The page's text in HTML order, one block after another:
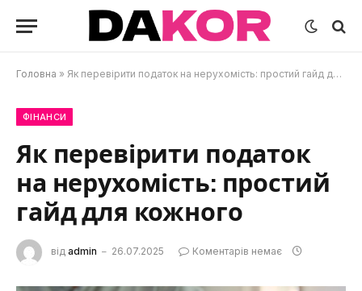
Головна » Як перевірити податок на нерухомість: простий гайд для кожного
ФІНАНСИ
Як перевірити податок
на нерухомість: простий
гайд для кожного
від admin 26.07.2025 Коментарів немає